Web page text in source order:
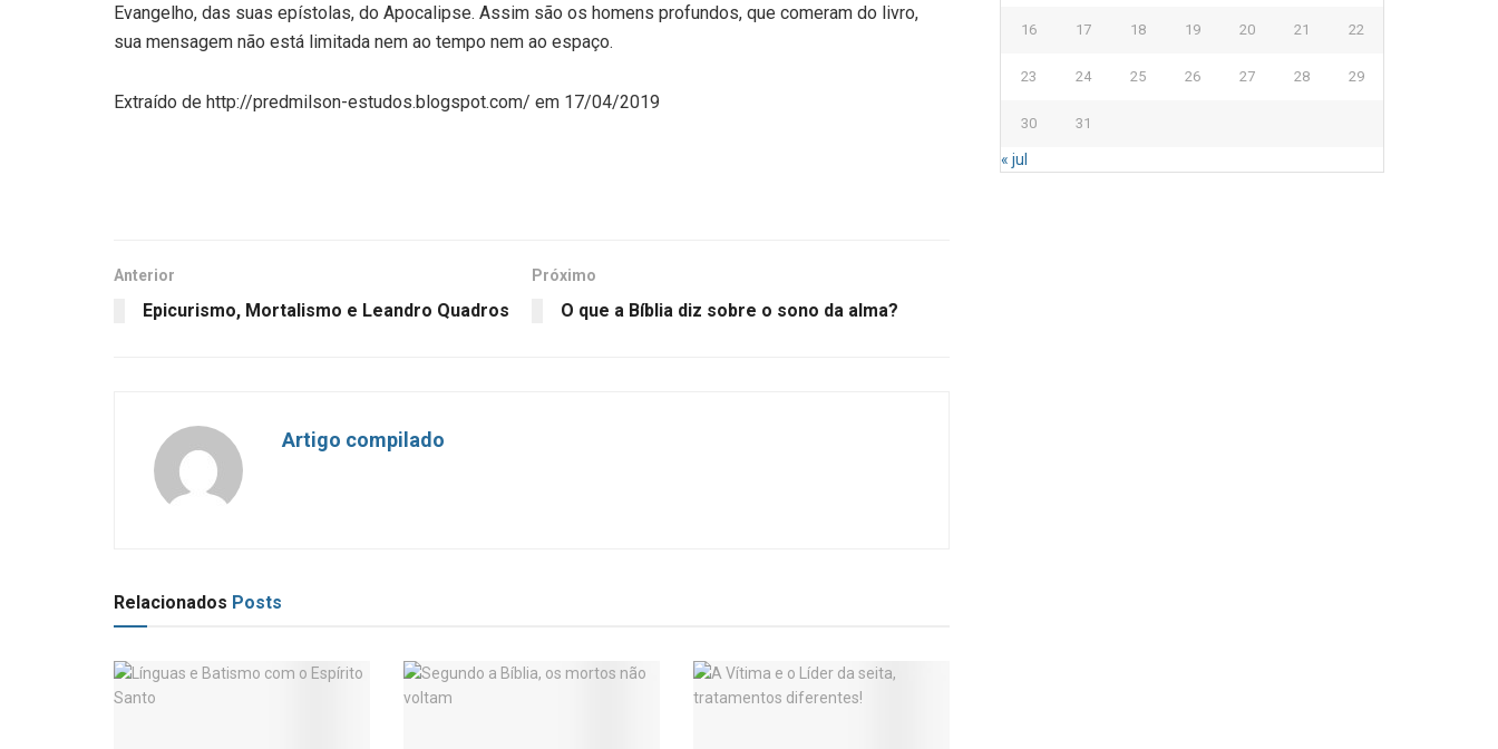
Evangelho, das suas epístolas, do Apocalipse. Assim são os homens profundos, que comeram do livro,
sua mensagem não está limitada nem ao tempo nem ao espaço.
Extraído de http://predmilson-estudos.blogspot.com/ em 17/04/2019
Anterior
Epicurismo, Mortalismo e Leandro Quadros
Próximo
O que a Bíblia diz sobre o sono da alma?
Artigo compilado
Relacionados Posts
16 17 18 19 20 21 22
23 24 25 26 27 28 29
30 31
« jul